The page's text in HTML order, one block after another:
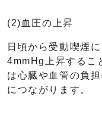
(2)血圧の上昇
日頃から受動喫煙
4mmHg上昇するこ
は心臓や血管の負
につながります。